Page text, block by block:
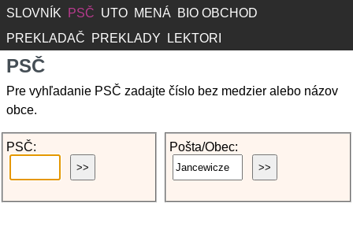
SLOVNÍK PSČ UTO MENÁ
BIO OBCHOD
PREKLADAČ
PREKLADY LEKTORI
PSČ
Pre vyhľadanie PSČ zadajte číslo bez medzier alebo názov
obce.
PSČ: Pošta/Obec: